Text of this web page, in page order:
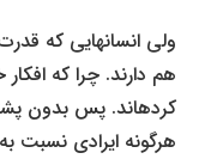
ولی انسان­هایی که
هم دارند. چرا که
کرده­اند. پس بدون
هرگونه ایرادی نسبت